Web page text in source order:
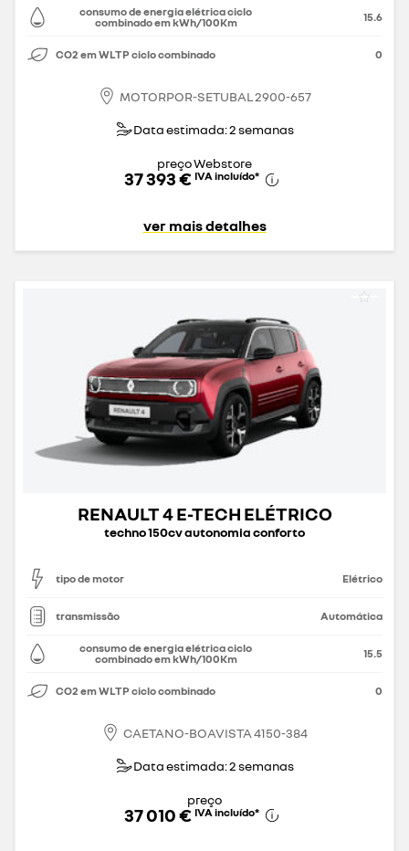
consumo de energia elétrica ciclo
combinado em kWh/100Km
15.6
CO2 em WLTP ciclo combinado 0
MOTORPOR-SETUBAL 2900-657
Data estimada: 2 semanas
preço Webstore
37 393 € IVA incluído*
ver mais detalhes
RENAULT 4 E-TECH ELÉTRICO
techno 150cv autonomia conforto
tipo de motor Elétrico
transmissão Automática
consumo de energia elétrica ciclo
combinado em kWh/100Km
15.5
CO2 em WLTP ciclo combinado 0
CAETANO-BOAVISTA 4150-384
Data estimada: 2 semanas
preço
37 010 € IVA incluído*